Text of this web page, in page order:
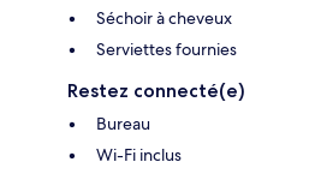
Séchoir à cheveux
Serviettes fournies
Restez connecté(e)
Bureau
Wi-Fi inclus